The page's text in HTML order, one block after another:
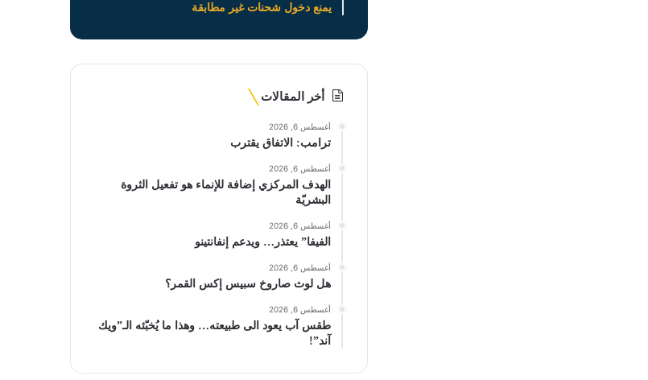
يمنع دخول شحنات غير مطابقة
أخر المقالات
أغسطس 6, 2026
ترامب: الاتفاق يقترب
أغسطس 6, 2026
الهدف المركزي إضافة للإنماء هو تفعيل الثروة
البشريّة
أغسطس 6, 2026
الفيفا” يعتذر… ويدعم إنفانتينو
أغسطس 6, 2026
هل لوث صاروخ سبيس إكس القمر؟
أغسطس 6, 2026
طقس آب يعود الى طبيعته… وهذا ما يُخبّئه الـ”ويك
آند”!